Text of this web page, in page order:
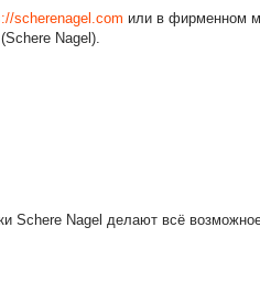
scherenagel.com или в фирменном
Nagel).
Schere Nagel делают всё